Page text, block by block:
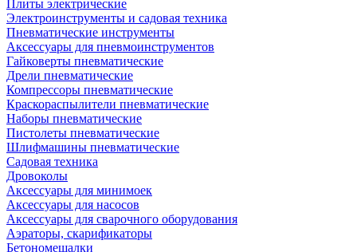
Плиты электрические
Электроинструменты и садовая техника
Пневматические инструменты
Аксессуары для пневмоинструментов
Гайковерты пневматические
Дрели пневматические
Компрессоры пневматические
Краскораспылители пневматические
Наборы пневматические
Пистолеты пневматические
Шлифмашины пневматические
Садовая техника
Дровоколы
Аксессуары для минимоек
Аксессуары для насосов
Аксессуары для сварочного оборудования
Аэраторы, скарификаторы
Бетономешалки